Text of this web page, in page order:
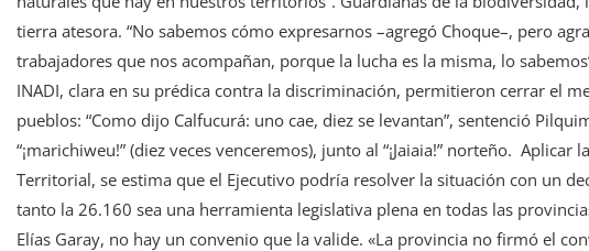
tierra atesora. “No sabemos cómo expresarnos –agregó Choque–, pero
trabajadores que nos acompañan, porque la lucha es la misma, lo
INADI, clara en su prédica contra la discriminación, permitieron cerrar el
pueblos: “Como dijo Calfucurá: uno cae, diez se levantan”, sentenció
“¡marichiweu!” (diez veces venceremos), junto al “¡Jaiaia!” norteño.
Territorial, se estima que el Ejecutivo podría resolver la situación con un
tanto la 26.160 sea una herramienta legislativa plena en todas las
Elías Garay, no hay un convenio que la valide. «La provincia no firmó el